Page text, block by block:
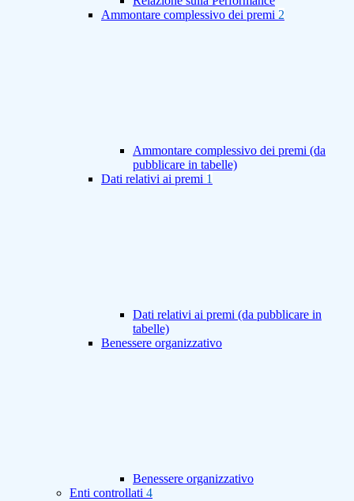
Ammontare complessivo dei premi 2
Ammontare complessivo dei premi (da
pubblicare in tabelle)
Dati relativi ai premi 1
Dati relativi ai premi (da pubblicare in
tabelle)
Benessere organizzativo
Benessere organizzativo
Enti controllati 4